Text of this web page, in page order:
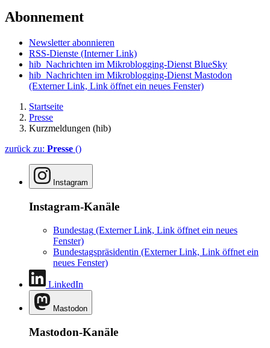
Abonnement
Newsletter abonnieren
RSS-Dienste (Interner Link)
hib_Nachrichten im Mikroblogging-Dienst BlueSky
hib_Nachrichten im Mikroblogging-Dienst Mastodon
(Externer Link, Link öffnet ein neues Fenster)
Startseite
Presse
Kurzmeldungen (hib)
zurück zu: Presse ()
Instagram
Instagram-Kanäle
Bundestag (Externer Link, Link öffnet ein neues
Fenster)
Bundestagspräsidentin (Externer Link, Link öffnet ein
neues Fenster)
LinkedIn
Mastodon
Mastodon-Kanäle